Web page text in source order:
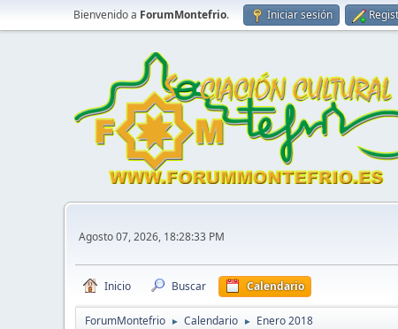
Bienvenido a ForumMontefrio. Iniciar sesión
Agosto 07, 2026, 18:28:33 PM
Inicio Buscar Calendario
ForumMontefrio ► Calendario ► Enero 2018